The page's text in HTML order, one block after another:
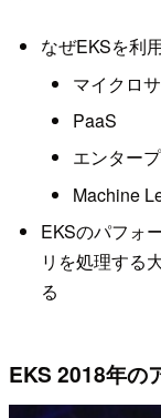
なぜEKSを利
マイクロ
PaaS
エンター
Machine
EKSのパフォ
リを処理する
る
EKS 2018年の